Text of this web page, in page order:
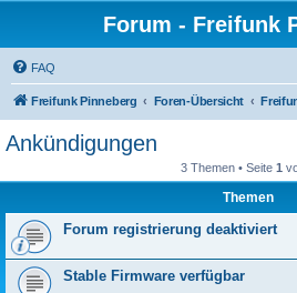
Forum - Freifunk
FAQ
Freifunk Pinneberg Foren-Übersicht
Ankündigungen
3 Themen • Seite 1
Themen
Forum registrierung deaktiviert
Stable Firmware verfügbar